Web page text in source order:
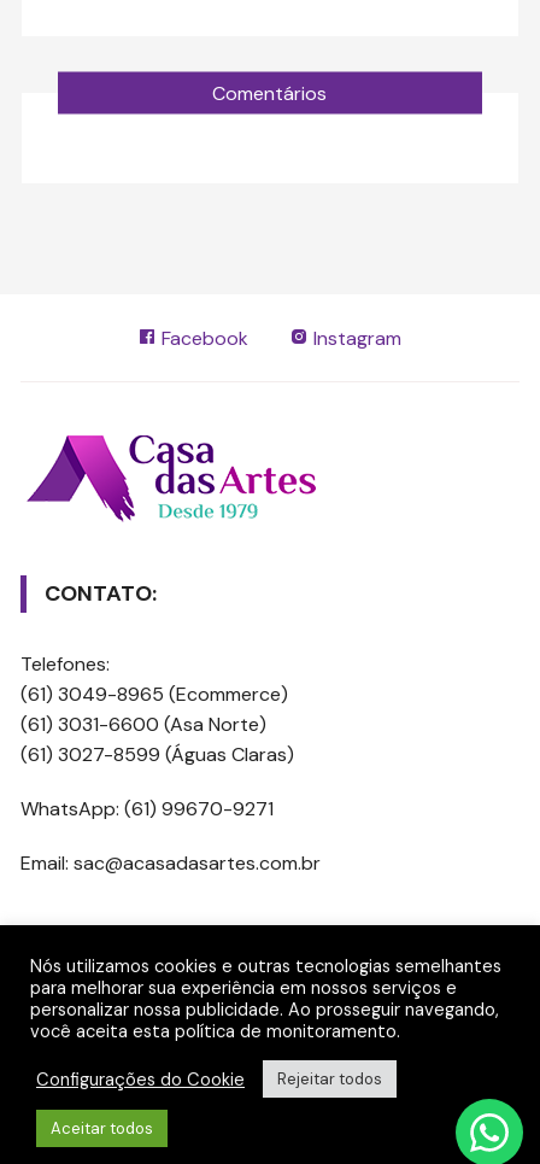
Comentários
Facebook Instagram
CONTATO:
Telefones:
(61) 3049-8965 (Ecommerce)
(61) 3031-6600 (Asa Norte)
(61) 3027-8599 (Águas Claras)
WhatsApp: (61) 99670-9271
Email: sac@acasadasartes.com.br
REDES SOCIAIS
Seguir
Nós utilizamos cookies e outras tecnologias semelhantes
para melhorar sua experiência em nossos serviços e
personalizar nossa publicidade. Ao prosseguir navegando,
você aceita esta política de monitoramento.
Configurações do Cookie
Rejeitar todos
Aceitar todos